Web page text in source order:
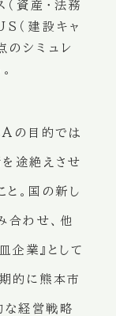
資産・法務
（建設キャ
のシミュレ
の目的では
を途絶えさせ
と。国の新し
合わせ、他
企業』として
的に熊本市
な経営戦略